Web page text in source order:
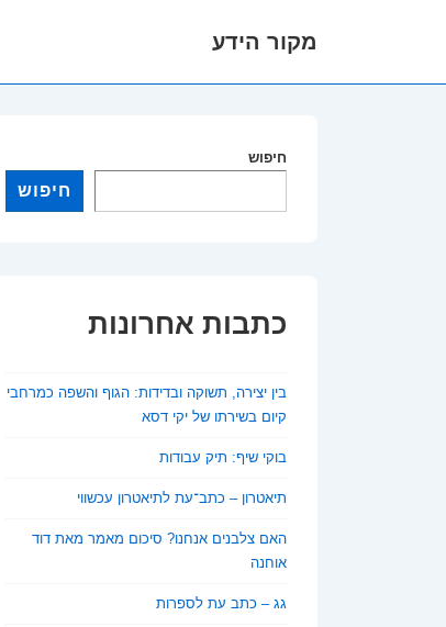
מקור הידע
חיפוש
חיפוש
כתבות אחרונות
בין יצירה, תשוקה ובדידות: הגוף והשפה כמרחבי
קיום בשירתו של יקי דסא
בוקי שיף: תיק עבודות
תיאטרון – כתב־עת לתיאטרון עכשווי
האם צלבנים אנחנו? סיכום מאמר מאת דוד
אוחנה
גג – כתב עת לספרות